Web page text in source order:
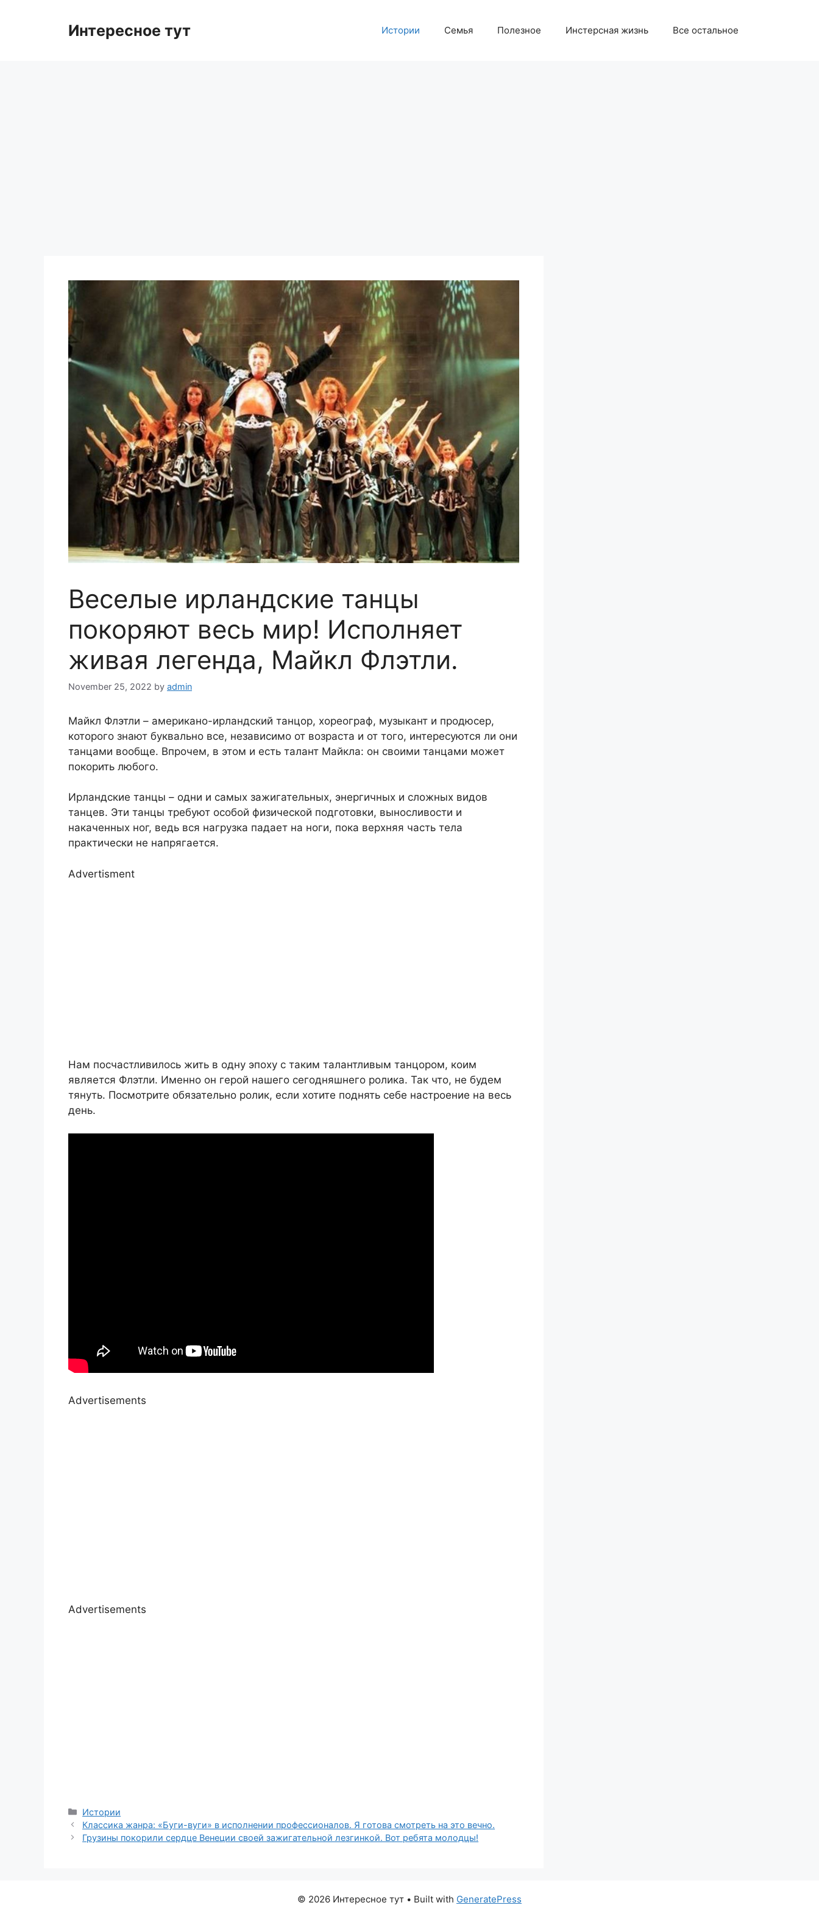
Интересное тут Истории Семья Полезное Инстерсная жизнь Все остальное
Веселые ирландские танцы
покоряют весь мир! Исполняет
живая легенда, Майкл Флэтли.
November 25, 2022 by admin
Майкл Флэтли – американо-ирландский танцор, хореограф, музыкант и продюсер,
которого знают буквально все, независимо от возраста и от того, интересуются ли они
танцами вообще. Впрочем, в этом и есть талант Майкла: он своими танцами может
покорить любого.
Ирландские танцы – одни и самых зажигательных, энергичных и сложных видов
танцев. Эти танцы требуют особой физической подготовки, выносливости и
накаченных ног, ведь вся нагрузка падает на ноги, пока верхняя часть тела
практически не напрягается.
Advertisment
Нам посчастливилось жить в одну эпоху с таким талантливым танцором, коим
является Флэтли. Именно он герой нашего сегодняшнего ролика. Так что, не будем
тянуть. Посмотрите обязательно ролик, если хотите поднять себе настроение на весь
день.
Advertisements
Advertisements
Categories
Истории
Классика жанра: «Буги-вуги» в исполнении профессионалов. Я готова смотреть на это вечно.
Грузины покорили сердце Венеции своей зажигательной лезгинкой. Вот ребята молодцы!
© 2026 Интересное тут • Built with GeneratePress